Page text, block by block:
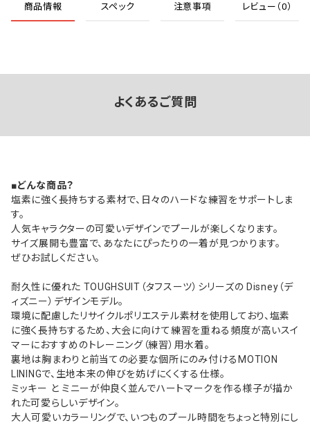
商品情報 スペック 注意事項 レビュー（0）
よくあるご質問
■どんな商品？
塩素に強く長持ちする素材で、日々のハードな練習をサポートしま
す。
人気キャラクターの可愛いデザインでプールが楽しくなります。
サイズ展開も豊富で、あなたにぴったりの一着が見つかります。
ぜひお試しください。
耐久性に優れた TOUGHSUIT（タフスーツ）シリーズの Disney（デ
ィズニー）デザインモデル。
環境に配慮したリサイクルポリエステル素材を使用しており、塩素
に強く長持ちするため、大会に向けて練習を重ねる頻度が高いスイ
マーにおすすめのトレーニング（練習）用水着。
裏地は胸まわりと前当ての必要な個所にのみ付けるMOTION
LININGで、生地本来の伸びを妨げにくくする仕様。
ミッキー と ミニーが仲良く並んでハートマークを作る様子が描か
れた可愛らしいデザイン。
大人可愛いカラーリングで、いつものプール時間をちょっと特別にし